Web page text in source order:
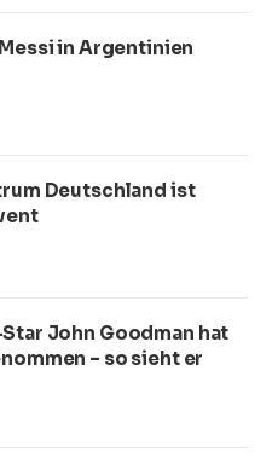
in Argentinien
Deutschland ist
John Goodman hat
– so sieht er